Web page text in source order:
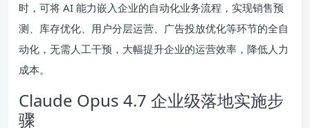
时，可将 AI 能力嵌入企业的自动化业务流程，实现销售预
测、库存优化、用户分层运营、广告投放优化等环节的全自
动化，无需人工干预，大幅提升企业的运营效率，降低人力
成本。
Claude Opus 4.7 企业级落地实施步
骤